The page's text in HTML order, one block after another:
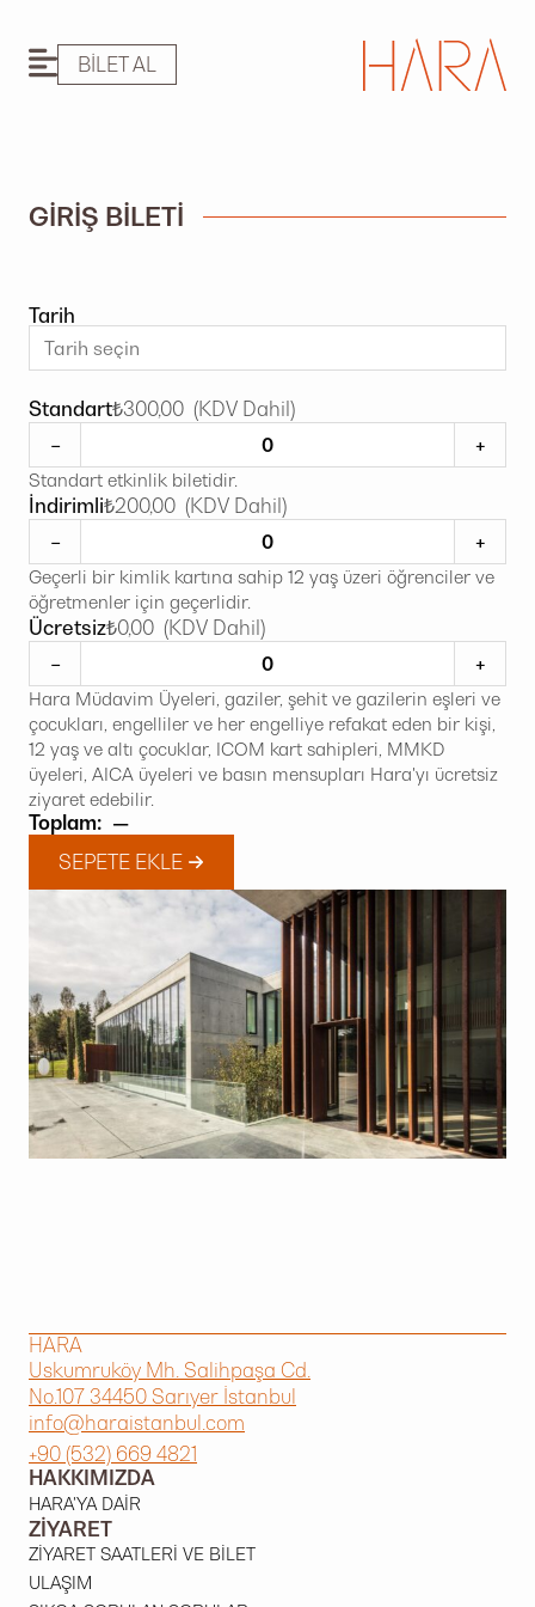
BILET AL
GIRIŞ BILETI
Tarih
Standart₺300,00 (KDV Dahil)
− +
Standart etkinlik biletidir.
İndirimli₺200,00 (KDV Dahil)
− +
Geçerli bir kimlik kartına sahip 12 yaş üzeri öğrenciler ve
öğretmenler için geçerlidir.
Ücretsiz₺0,00 (KDV Dahil)
− +
Hara Müdavim Üyeleri, gaziler, şehit ve gazilerin eşleri ve
çocukları, engelliler ve her engelliye refakat eden bir kişi,
12 yaş ve altı çocuklar, ICOM kart sahipleri, MMKD
üyeleri, AICA üyeleri ve basın mensupları Hara'yı ücretsiz
ziyaret edebilir.
Toplam: —
SEPETE EKLE
HARA
Uskumruköy Mh. Salihpaşa Cd.
No.107 34450 Sarıyer İstanbul
info@haraistanbul.com
+90 (532) 669 4821
HAKKIMIZDA
HARA'YA DAIR
ZIYARET
ZIYARET SAATLERI VE BILET
ULAŞIM